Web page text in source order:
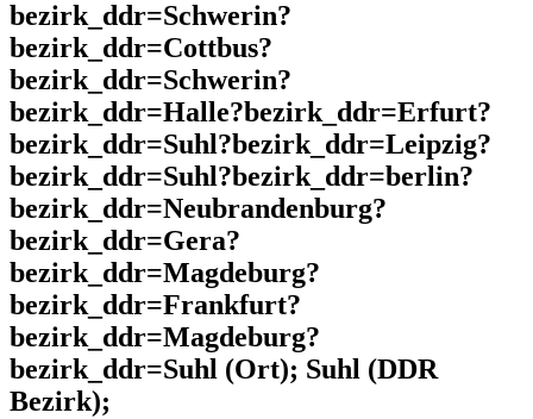
bezirk_ddr=Schwerin?
bezirk_ddr=Cottbus?
bezirk_ddr=Schwerin?
bezirk_ddr=Halle?bezirk_ddr=Erfurt?
bezirk_ddr=Suhl?bezirk_ddr=Leipzig?
bezirk_ddr=Suhl?bezirk_ddr=berlin?
bezirk_ddr=Neubrandenburg?
bezirk_ddr=Gera?
bezirk_ddr=Magdeburg?
bezirk_ddr=Frankfurt?
bezirk_ddr=Magdeburg?
bezirk_ddr=Suhl (Ort); Suhl (DDR
Bezirk);